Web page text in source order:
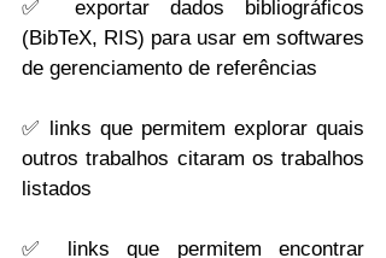
✅ exportar dados bibliográficos
(BibTeX, RIS) para usar em softwares
de gerenciamento de referências
✅
links que permitem explorar quais
outros trabalhos citaram os trabalhos
listados
✅
links que permitem encontrar